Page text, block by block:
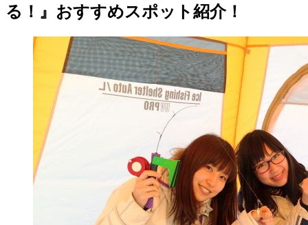
る！』おすすめスポット紹介！